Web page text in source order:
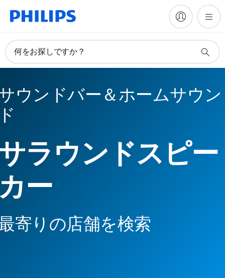
何をお探しですか？
ウンドバー＆ホームサウン
ラウンドスピー
ー
寄りの店舗を検索